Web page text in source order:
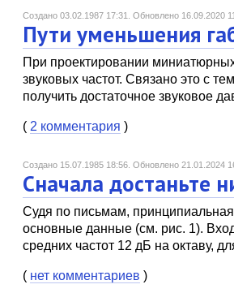
Создано 03.02.1987 17:31. Обновлено 16.09.2020
Пути уменьшения
При проектировании
звуковых частот. Связано это с
получить достаточное звуковое
( 2 комментария )
Создано 15.07.1985 18:56. Обновлено 21.01.2024
Сначала достаньте
Судя по письмам,
основные данные (см. рис. 1).
средних частот 12 дБ на октаву,
( нет комментариев )